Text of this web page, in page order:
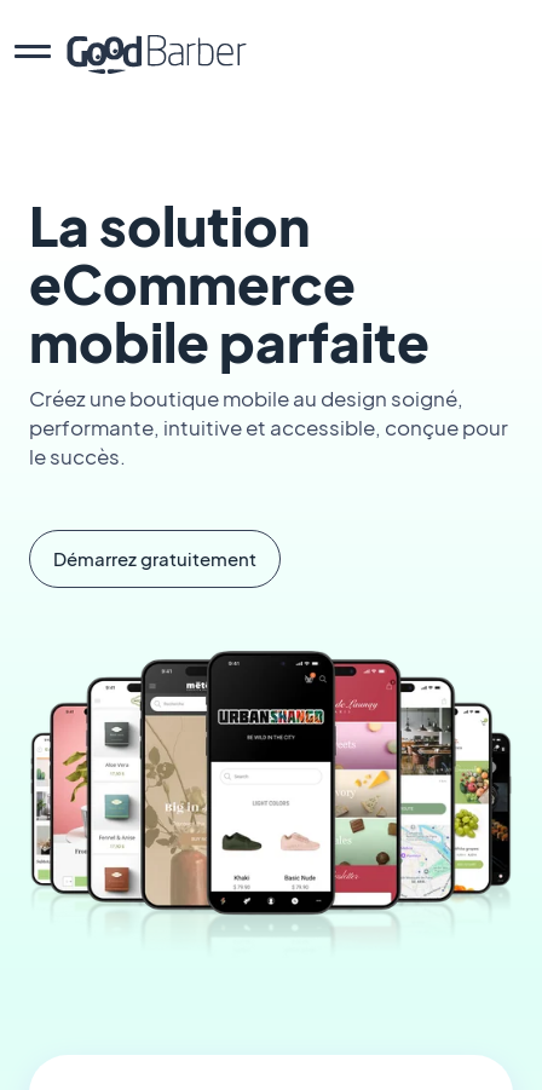
La solution
eCommerce
mobile parfaite
Créez une boutique mobile au design soigné,
performante, intuitive et accessible, conçue pour
le succès.
Démarrez gratuitement